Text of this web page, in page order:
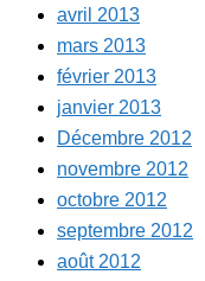
avril 2013
mars 2013
février 2013
janvier 2013
Décembre 2012
novembre 2012
octobre 2012
septembre 2012
août 2012